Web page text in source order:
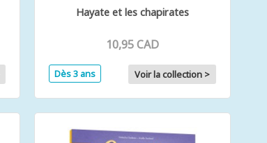
Hayate et les chapirates
10,95 CAD
Dès 3 ans Voir la collection >